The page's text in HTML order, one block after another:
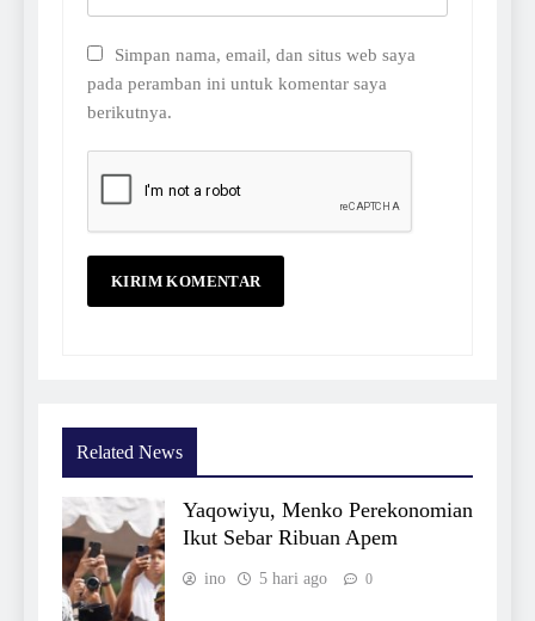
Simpan nama, email, dan situs web saya
pada peramban ini untuk komentar saya
berikutnya.
Related News
Yaqowiyu, Menko Perekonomian
Ikut Sebar Ribuan Apem
ino 5 hari ago 0